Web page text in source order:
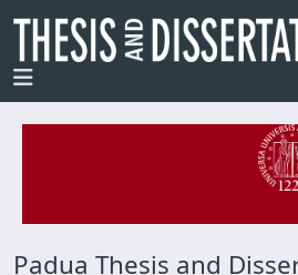
Padua Thesis and